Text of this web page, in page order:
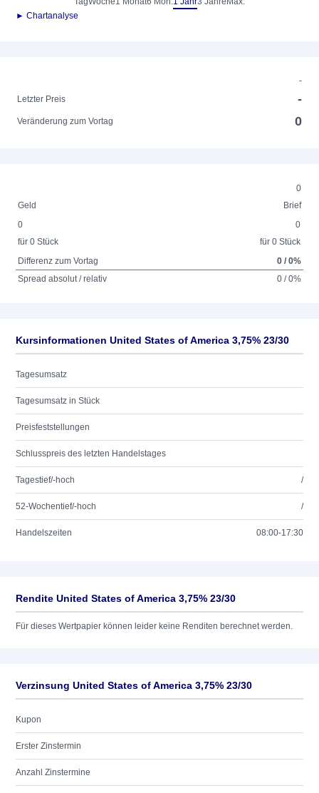
► Chartanalyse
-
Letzter Preis
-
Veränderung zum Vortag 0
0
Geld
Brief
0
für 0 Stück
0
für 0 Stück
Differenz zum Vortag
0 / 0%
Spread absolut / relativ
0 / 0%
Kursinformationen United States of America 3,75% 23/30
Tagesumsatz
Tagesumsatz in Stück
Preisfeststellungen
Schlusspreis des letzten Handelstages
Tagestief/-hoch /
52-Wochentief/-hoch /
Handelszeiten 08:00-17:30
Rendite United States of America 3,75% 23/30
Für dieses Wertpapier können leider keine Renditen berechnet werden.
Verzinsung United States of America 3,75% 23/30
Kupon
Erster Zinstermin
Anzahl Zinstermine